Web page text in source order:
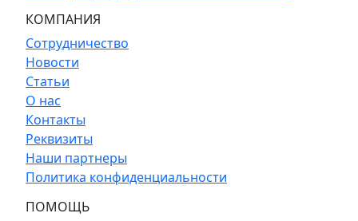
КОМПАНИЯ
Сотрудничество
Новости
Статьи
О нас
Контакты
Реквизиты
Наши партнеры
Политика конфиденциальности
ПОМОЩЬ